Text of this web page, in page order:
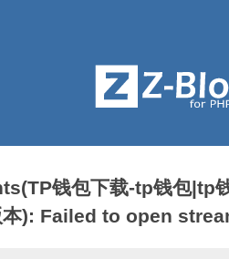
钱包下载-tp钱包|tp
本): Failed to open